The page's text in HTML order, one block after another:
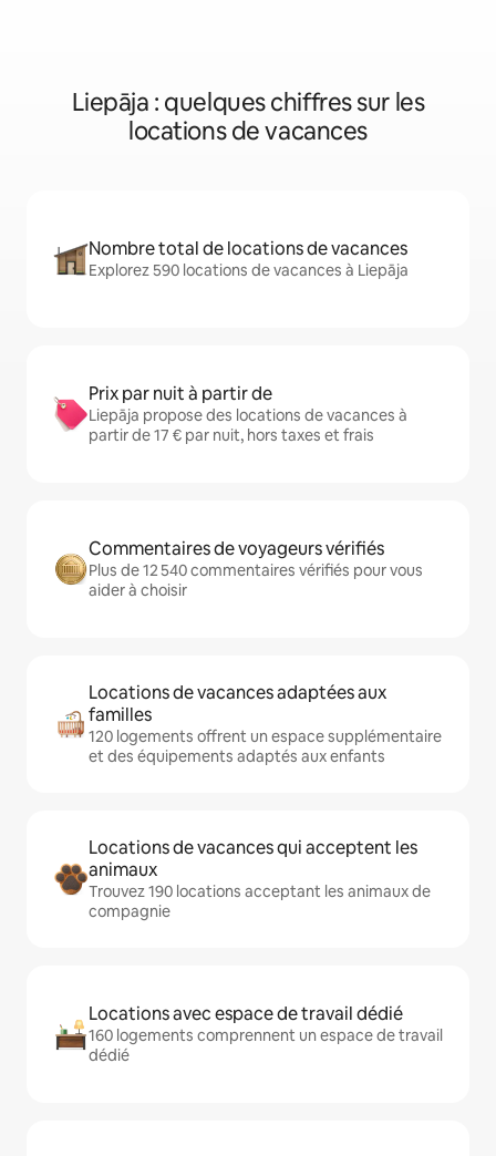
Liepāja : quelques chiffres sur les
locations de vacances
Nombre total de locations de vacances
Explorez 590 locations de vacances à Liepāja
Prix par nuit à partir de
Liepāja propose des locations de vacances à
partir de 17 € par nuit, hors taxes et frais
Commentaires de voyageurs vérifiés
Plus de 12 540 commentaires vérifiés pour vous
aider à choisir
Locations de vacances adaptées aux
familles
120 logements offrent un espace supplémentaire
et des équipements adaptés aux enfants
Locations de vacances qui acceptent les
animaux
Trouvez 190 locations acceptant les animaux de
compagnie
Locations avec espace de travail dédié
160 logements comprennent un espace de travail
dédié